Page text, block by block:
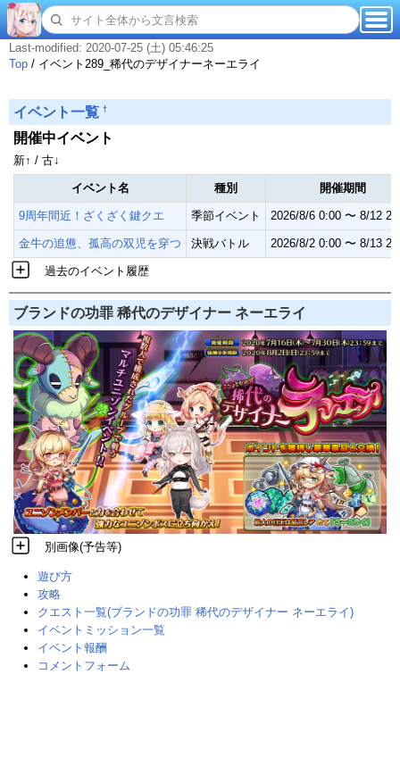
Last-modified: 2020-07-25 (土) 05:46:25
Top / イベント289_稀代のデザイナーネーエライ
イベント一覧 †
開催中イベント
新↑ / 古↓
イベント名 種別 開催期間
9周年間近！ざくざく鍵クエ 季節イベント 2026/8/6 0:00 〜 8/12
金牛の追憊、孤高の双児を穿つ 決戦バトル 2026/8/2 0:00 〜 8/13
過去のイベント履歴
ブランドの功罪 稀代のデザイナー ネーエライ
別画像(予告等)
遊び方
攻略
クエスト一覧(ブランドの功罪 稀代のデザイナー ネーエライ)
イベントミッション一覧
イベント報酬
コメントフォーム